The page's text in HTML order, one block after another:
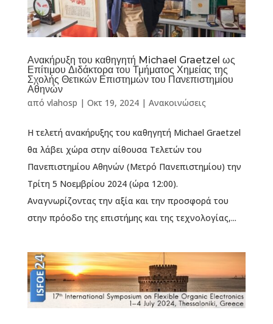
Ανακήρυξη του καθηγητή Michael Graetzel ως
Επίτιμου Διδάκτορα του Τμήματος Χημείας της
Σχολής Θετικών Επιστημών του Πανεπιστημίου
Αθηνών
από vlahosp | Οκτ 19, 2024| Ανακοινώσεις
Η τελετή ανακήρυξης του καθηγητή Michael Graetzel
θα λάβει χώρα στην αίθουσα Τελετών του
Πανεπιστημίου Αθηνών (Μετρό Πανεπιστημίου) την
Τρίτη 5 Νοεμβρίου 2024 (ώρα 12:00).
Αναγνωρίζοντας την αξία και την προσφορά του
στην πρόοδο της επιστήμης και της τεχνολογίας,...